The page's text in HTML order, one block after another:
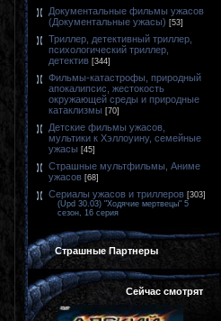
Документальные фильмы ужасов
(Документальные ужасы) [53]
Триллер, детективный триллер,
психологический триллер,
детектив [344]
Фильмы-катастрофы, природный
апокалипсис, жестокость
окружающей среды и природные
катаклизмы [70]
Детские фильмы ужасов,
мультики к Хэллоуину, семейные
ужасы [45]
Страшные мультфильмы, Аниме
ужасов [68]
Сериалы ужасов и триллеров [303]
(Upd 30.03) "Ходячие мертвецы" 5
сезон, 16 серия
Страшные Партнеры
Сейчас смотрят